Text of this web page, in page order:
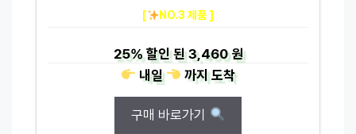
[ NO.3 제품 ]
25%할인 된3,460 원
내일
까지도착
구매 바로가기